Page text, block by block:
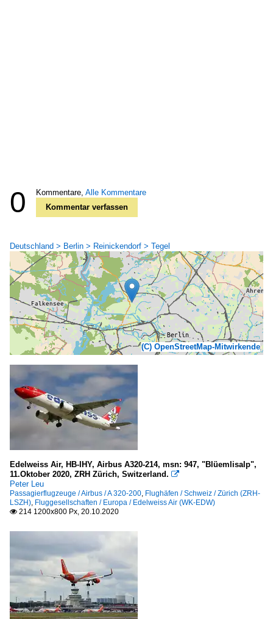
0 Kommentare, Alle Kommentare
Kommentar verfassen
Deutschland > Berlin > Reinickendorf > Tegel
(C) OpenStreetMap-Mitwirkende
Edelweiss Air, HB-IHY, Airbus A320-214, msn: 947, "Blüemlisalp",
11.Oktober 2020, ZRH Zürich, Switzerland. 
Peter Leu
Passagierflugzeuge / Airbus / A 320-200, Flughäfen / Schweiz / Zürich (ZRH-
LSZH), Fluggesellschaften / Europa / Edelweiss Air (WK-EDW)
 214 1200x800 Px, 20.10.2020